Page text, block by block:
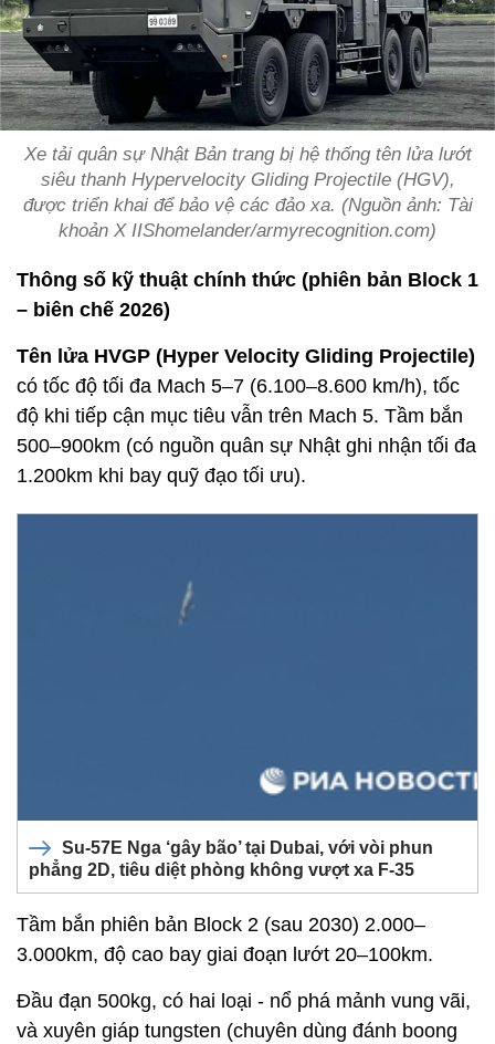
Xe tải quân sự Nhật Bản trang bị hệ thống tên lửa lướt
siêu thanh Hypervelocity Gliding Projectile (HGV),
được triển khai để bảo vệ các đảo xa. (Nguồn ảnh: Tài
khoản X IIShomelander/armyrecognition.com)
Thông số kỹ thuật chính thức (phiên bản Block 1
– biên chế 2026)
Tên lửa HVGP (Hyper Velocity Gliding Projectile)
có tốc độ tối đa Mach 5–7 (6.100–8.600 km/h), tốc
độ khi tiếp cận mục tiêu vẫn trên Mach 5. Tầm bắn
500–900km (có nguồn quân sự Nhật ghi nhận tối đa
1.200km khi bay quỹ đạo tối ưu).
Su-57E Nga ‘gây bão’ tại Dubai, với vòi phun
phẳng 2D, tiêu diệt phòng không vượt xa F-35
Tầm bắn phiên bản Block 2 (sau 2030) 2.000–
3.000km, độ cao bay giai đoạn lướt 20–100km.
Đầu đạn 500kg, có hai loại - nổ phá mảnh vung vãi,
và xuyên giáp tungsten (chuyên dùng đánh boong